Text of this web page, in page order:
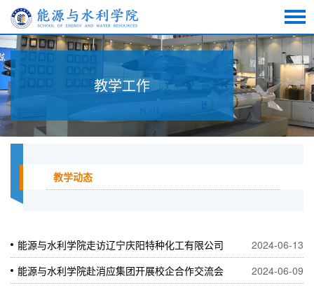
教学工作
教学动态
2024-06-13
能源与水利学院走访辽宁庆阳特种化工有限公司
2024-06-09
能源与水利学院赴消应集团开展校企合作交流会